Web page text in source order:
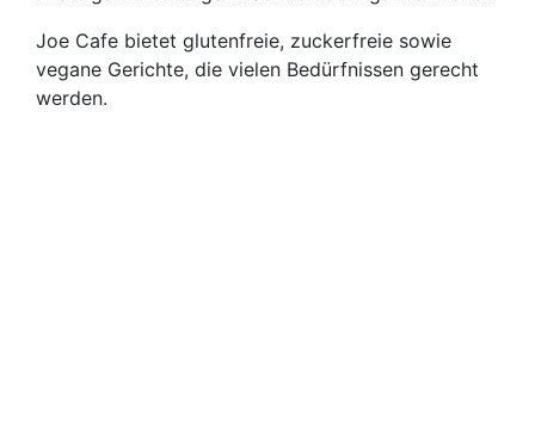
Joe Cafe bietet glutenfreie, zuckerfreie sowie
vegane Gerichte, die vielen Bedürfnissen gerecht
werden.